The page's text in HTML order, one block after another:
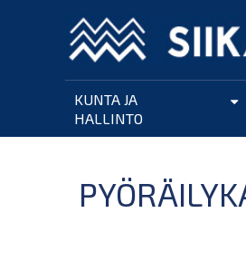
Hyppää
pääsisältöön
KUNTA JA
HALLINTO